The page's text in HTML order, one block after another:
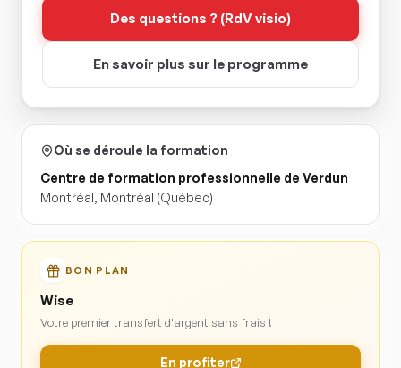
Des questions ? (RdV visio)
En savoir plus sur le programme
Où se déroule la formation
Centre de formation professionnelle de Verdun
Montréal, Montréal (Québec)
BON PLAN
Wise
Votre premier transfert d'argent sans frais !
En profiter